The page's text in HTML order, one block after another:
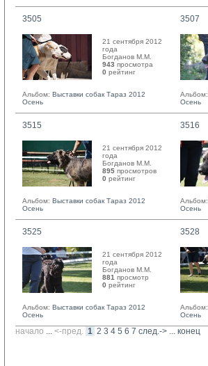
3505
21 сентября 2012
года
Богданов М.М.
943 просмотра
0 рейтинг
Альбом: Выставки собак Тараз 2012
Осень
3507
Альбом:
Осень
3515
21 сентября 2012
года
Богданов М.М.
895 просмотров
0 рейтинг
Альбом: Выставки собак Тараз 2012
Осень
3516
Альбом:
Осень
3525
21 сентября 2012
года
Богданов М.М.
881 просмотр
0 рейтинг
Альбом: Выставки собак Тараз 2012
Осень
3528
Альбом:
Осень
начало ... <-пред. 1 2 3 4 5 6 7 след.-> ... конец